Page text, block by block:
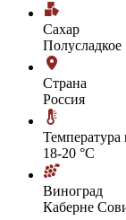
Сахар
Полусладкое
Страна
Россия
Температура
18-20 °С
Виноград
Каберне